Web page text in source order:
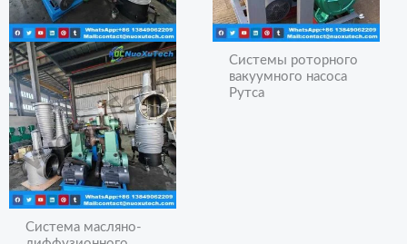
Система масляно-
Системы роторного
вакуумного насоса
Рутса